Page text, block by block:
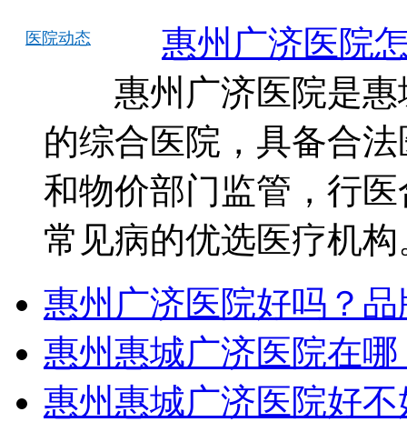
医院动态
惠州广济医院
惠州广济医院是惠
的综合医院，具备合
和物价部门监管，行
常见病的优选医疗机
惠州广济医院好吗？品
惠州惠城广济医院在哪
惠州惠城广济医院好不